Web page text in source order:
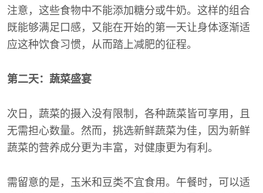
注意，这些食物中不能添加糖分或牛奶。这样的组合
既能够满足口感，又能在开始的第一天让身体逐渐适
应这种饮食习惯，从而踏上减肥的征程。
第二天：蔬菜盛宴
次日，蔬菜的摄入没有限制，各种蔬菜皆可享用，且
无需担心数量。然而，挑选新鲜蔬菜为佳，因为新鲜
蔬菜的营养成分更为丰富，对健康更为有利。
需留意的是，玉米和豆类不宜食用。午餐时，可以适